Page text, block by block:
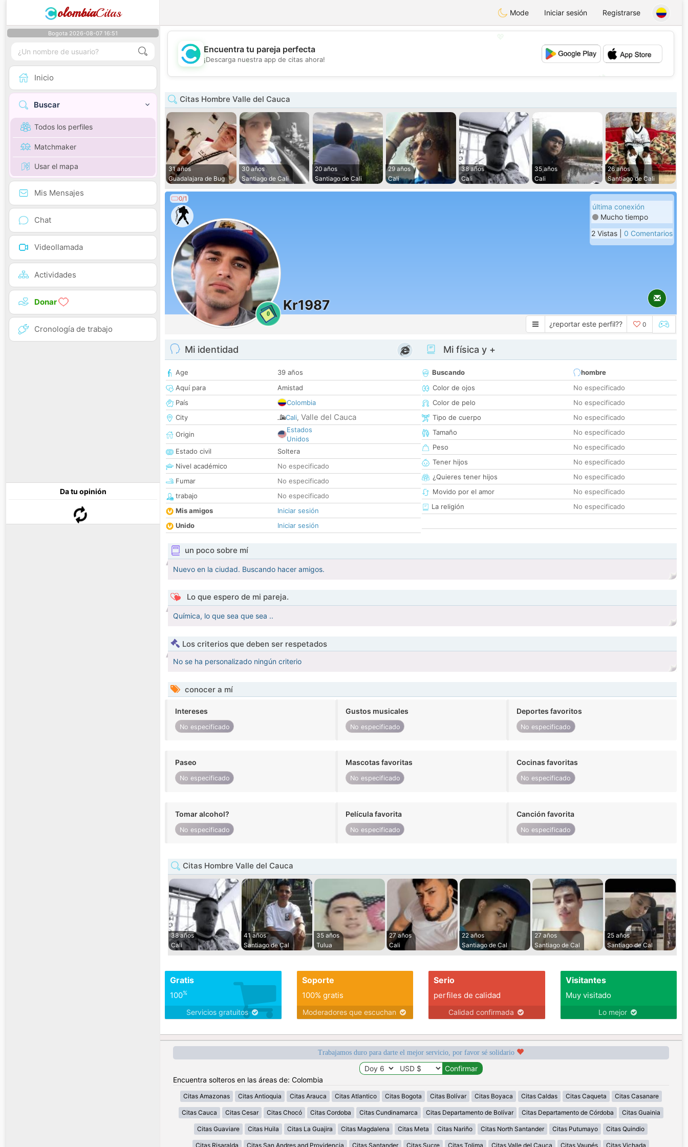
olombiaCitas Mode Iniciar sesión Registrarse
Bogota 2026-08-07 16:51
Inicio
Buscar
Todos los perfiles
Matchmaker
Usar el mapa
Mis Mensajes
Chat
Videollamada
Actividades
Donar
Cronología de trabajo
Da tu opinión
💖
💕
Encuentra tu pareja perfecta
¡Descarga nuestra app de citas ahora!
Citas Hombre Valle del Cauca
31 años
Guadalajara de Bug
30 años
Santiago de Cali
20 años
Santiago de Cali
29 años
Cali
38 años
Cali
35 años
Cali
26 años
Santiago de Cali
0/1
0
Kr1987
última conexión
Mucho tiempo
2 Vistas | 0 Comentarios
¿reportar este perfil?? 0
Mi identidad
Age
39 años
Aquí para
Amistad
País
Colombia
City
Cali, Valle del Cauca
Origin
Estados
Unidos
Estado civil
Soltera
Nivel académico
No especificado
Fumar
No especificado
trabajo
No especificado
Mis amigos
Iniciar sesión
Unido
Iniciar sesión
Mi física y +
Buscando
hombre
Color de ojos
No especificado
Color de pelo
No especificado
Tipo de cuerpo
No especificado
Tamaño
No especificado
Peso
No especificado
Tener hijos
No especificado
¿Quieres tener hijos
No especificado
Movido por el amor
No especificado
La religión
No especificado
un poco sobre mí
Nuevo en la ciudad. Buscando hacer amigos.
Lo que espero de mi pareja.
Química, lo que sea que sea ..
Los criterios que deben ser respetados
No se ha personalizado ningún criterio
conocer a mí
Intereses
No especificado
Gustos musicales
No especificado
Deportes favoritos
No especificado
Paseo
No especificado
Mascotas favoritas
No especificado
Cocinas favoritas
No especificado
Tomar alcohol?
No especificado
Película favorita
No especificado
Canción favorita
No especificado
Citas Hombre Valle del Cauca
38 años
Cali
41 años
Santiago de Cal
35 años
Tulua
27 años
Cali
22 años
Santiago de Cal
27 años
Santiago de Cal
25 años
Santiago de Cal
Gratis
100%
Servicios gratuitos
Soporte
100% gratis
Moderadores que escuchan
Serio
perfiles de calidad
Calidad confirmada
Visitantes
Muy visitado
Lo mejor
Trabajamos duro para darte el mejor servicio, por favor sé solidario
Encuentra solteros en las áreas de: Colombia
Citas Amazonas Citas Antioquia Citas Arauca Citas Atlantico Citas Bogota Citas Bolívar Citas Boyaca Citas Caldas Citas Caqueta Citas Casanare
Citas Cauca Citas Cesar Citas Chocó Citas Cordoba Citas Cundinamarca Citas Departamento de Bolívar Citas Departamento de Córdoba Citas Guainia
Citas Guaviare Citas Huila Citas La Guajira Citas Magdalena Citas Meta Citas Nariño Citas North Santander Citas Putumayo Citas Quindio
Citas Risaralda Citas San Andres and Providencia Citas Santander Citas Sucre Citas Tolima Citas Valle del Cauca Citas Vaupés Citas Vichada